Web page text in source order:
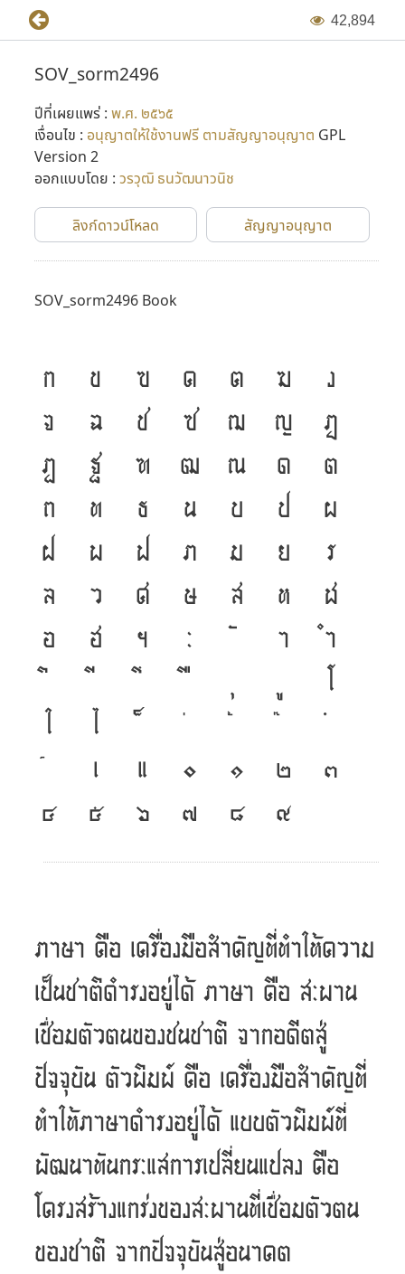
42,894
SOV_sorm2496
ปีที่เผยแพร่ : พ.ศ. ๒๕๖๕
เงื่อนไข : อนุญาตให้ใช้งานฟรี ตามสัญญาอนุญาต GPL
Version 2
ออกแบบโดย : วรวุฒิ ธนวัฒนาวนิช
ลิงก์ดาวน์โหลด สัญญาอนุญาต
SOV_sorm2496 Book
ก ข ฃ ค ฅ ฆ
ง
จ
ฉ ช ซ ฌ ญ
ฎ
ฏ
ฐ ฑ ฒ ณ ด
ต
ถ
ท ธ น บ ป
ผ
ฝ
พ ฟ ภ ม ย
ร
ล
ว ศ ษ ส ห
ฬ
อ
ฮ ฯ ะ า
ำ
โ
ใ
ไ
เ
แ ๐ ๑ ๒
๓
๔
๕ ๖ ๗ ๘ ๙
ภาษา คือ เครื่องมือสำคัญที่ทำให้ความ
เป็นชาติดำรงอยู่ได้ ภาษา คือ สะพาน
เชื่อมตัวตนของชนชาติ จากอดีตสู่
ปัจจุบัน ตัวพิมพ์ คือ เครื่องมือสำคัญที่
ทำให้ภาษาดำรงอยู่ได้ แบบตัวพิมพ์ที่
พัฒนาทันกระแสการเปลี่ยนแปลง คือ
โครงสร้างแกร่งของสะพานที่เชื่อมตัวตน
ของชาติ จากปัจจุบันสู่อนาคต